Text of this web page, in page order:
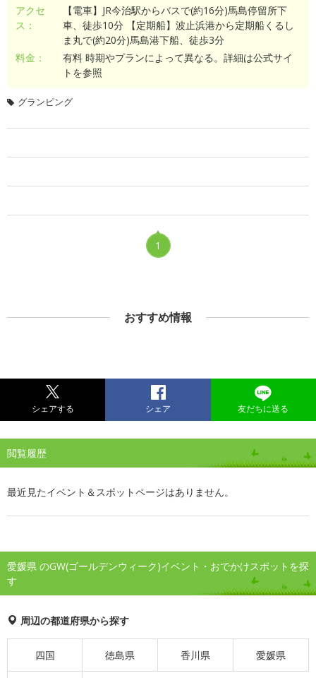
アクセ
ス：
【電車】JR今治駅からバスで(約16分)馬島停留所下
車、徒歩10分 【定期船】波止浜港から定期船くるし
ま丸で(約20分)馬島港下船、徒歩3分
料金：
有料 時期やプランによって異なる。詳細は公式サイ
トを参照
グランピング
1
おすすめ情報
シェアする シェア 友だちに送る
閲覧履歴
最近見たイベント＆スポットページはありません。
愛媛県 のGW(ゴールデンウィーク)イベント・おでかけスポットを探
す
周辺の都道府県から探す
四国 徳島県 香川県 愛媛県